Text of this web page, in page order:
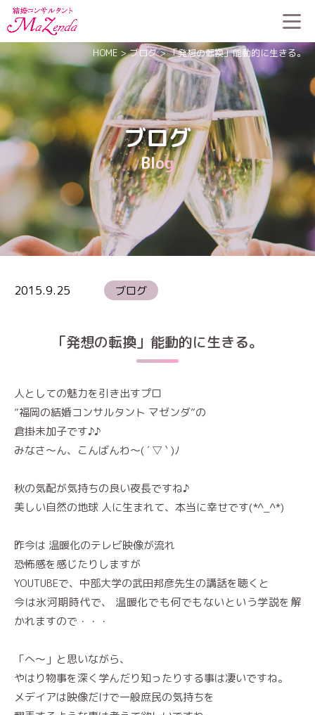
ブログ
Blog
HOME >ブログ>「発想の転換」能動的に生きる。
2015.9.25 ブログ
「発想の転換」能動的に生きる。
人としての魅力を引き出すプロ
”福岡の結婚コンサルタント マゼンダ”の
倉掛未加子です♪♪
みなさ～ん、こんばんわ～( ´ ▽ ` )ﾉ
秋の気配が気持ちの良い夜長ですね♪
美しい自然の地球 人に生まれて、本当に幸せです(*^_^*)
昨今は 温暖化のテレビ映像が流れ
恐怖感を感じたりしますが
YOUTUBEで、中部大学の武田邦彦先生の講話を聴くと
今は氷河期時代で、 温暖化でも何でもないという学説を解
かれますので・・・
「へ〜」と思いながら、
やはり物事を深く学んだり知ったりする事は凄いですね。
メデイアは映像だけで一般庶民の気持ちを